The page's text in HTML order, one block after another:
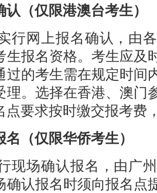
（仅限港澳台考生）
行网上报名确认，由
生报名资格。考生应及
过的考生需在规定时间
理。选择在香港、澳门
点要求按时缴交报考费
名 （仅限华侨考生）
现场确认报名，由广
确认报名时须向报名点